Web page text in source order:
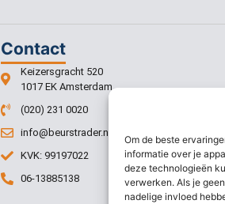
Om de beste
informatie over je
deze technologieën
verwerken. Als je
nadelige invloed
Contact
Keizersgracht 520
1017 EK Amsterdam
(020) 231 0020
info@beurstrader.nl
KVK: 99197022
06-13885138